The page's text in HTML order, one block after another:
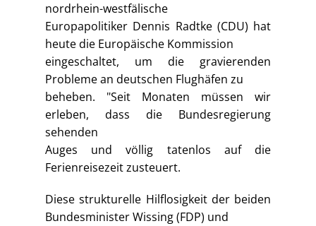
nordrhein-westfälische
Europapolitiker Dennis Radtke (CDU) hat
heute die Europäische Kommission
eingeschaltet, um die gravierenden
Probleme an deutschen Flughäfen zu
beheben. "Seit Monaten müssen wir
erleben, dass die Bundesregierung
sehenden
Auges und völlig tatenlos auf die
Ferienreisezeit zusteuert.
Diese strukturelle Hilflosigkeit der beiden
Bundesminister Wissing (FDP) und